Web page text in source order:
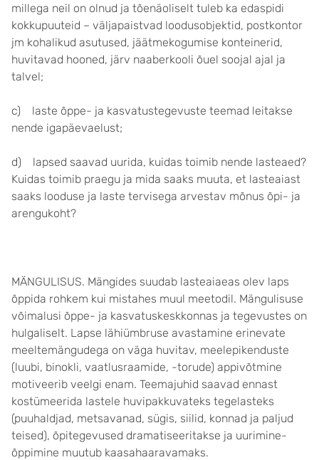
millega neil on olnud ja tõenäoliselt tuleb ka edaspidi
kokkupuuteid – väljapaistvad loodusobjektid, postkontor
jm kohalikud asutused, jäätmekogumise konteinerid,
huvitavad hooned, järv naaberkooli õuel soojal ajal ja
talvel;
c) laste õppe- ja kasvatustegevuste teemad leitakse
nende igapäevaelust;
d) lapsed saavad uurida, kuidas toimib nende lasteaed?
Kuidas toimib praegu ja mida saaks muuta, et lasteaiast
saaks looduse ja laste tervisega arvestav mõnus õpi- ja
arengukoht?
MÄNGULISUS. Mängides suudab lasteaiaeas olev laps
õppida rohkem kui mistahes muul meetodil. Mängulisuse
võimalusi õppe- ja kasvatuskeskkonnas ja tegevustes on
hulgaliselt. Lapse lähiümbruse avastamine erinevate
meeltemängudega on väga huvitav, meelepikenduste
(luubi, binokli, vaatlusraamide, -torude) appivõtmine
motiveerib veelgi enam. Teemajuhid saavad ennast
kostümeerida lastele huvipakkuvateks tegelasteks
(puuhaldjad, metsavanad, sügis, siilid, konnad ja paljud
teised), õpitegevused dramatiseeritakse ja uurimine-
õppimine muutub kaasahaaravamaks.